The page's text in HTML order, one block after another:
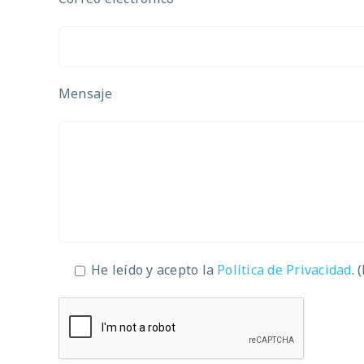
Mensaje
He leído y acepto la Política de Privacidad.